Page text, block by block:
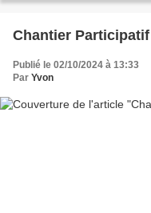
Chantier
Publié le 02/10/2024 à 13:33
Par Yvon